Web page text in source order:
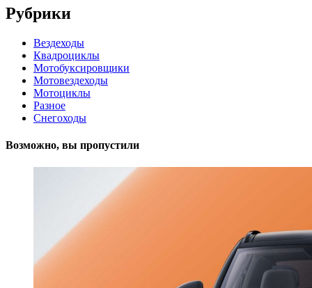
Рубрики
Вездеходы
Квадроциклы
Мотобуксировщики
Мотовездеходы
Мотоциклы
Разное
Снегоходы
Возможно, вы пропустили